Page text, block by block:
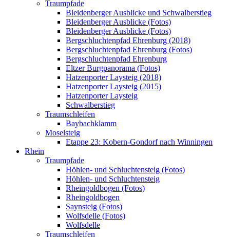
Traumpfade
Bleidenberger Ausblicke und Schwalberstieg
Bleidenberger Ausblicke (Fotos)
Bleidenberger Ausblicke (Fotos)
Bergschluchtenpfad Ehrenburg (2018)
Bergschluchtenpfad Ehrenburg (Fotos)
Bergschluchtenpfad Ehrenburg
Eltzer Burgpanorama (Fotos)
Hatzenporter Laysteig (2018)
Hatzenporter Laysteig (2015)
Hatzenporter Laysteig
Schwalberstieg
Traumschleifen
Baybachklamm
Moselsteig
Etappe 23: Kobern-Gondorf nach Winningen
Rhein
Traumpfade
Höhlen- und Schluchtensteig (Fotos)
Höhlen- und Schluchtensteig
Rheingoldbogen (Fotos)
Rheingoldbogen
Saynsteig (Fotos)
Wolfsdelle (Fotos)
Wolfsdelle
Traumschleifen